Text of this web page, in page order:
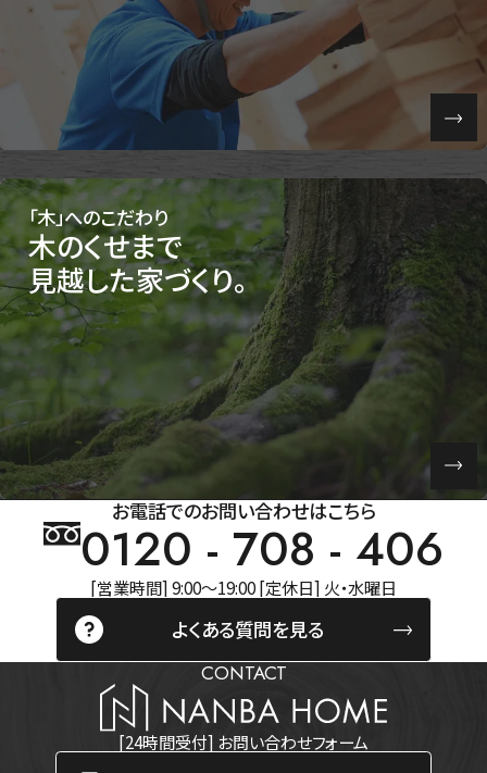
「木」へのこだわり
木のくせまで
見越した家づくり。
お電話でのお問い合わせはこちら
0120 - 708 - 406
[営業時間] 9:00～19:00 [定休日] 火・水曜日
よくある質問を見る
CONTACT
[24時間受付] お問い合わせフォーム